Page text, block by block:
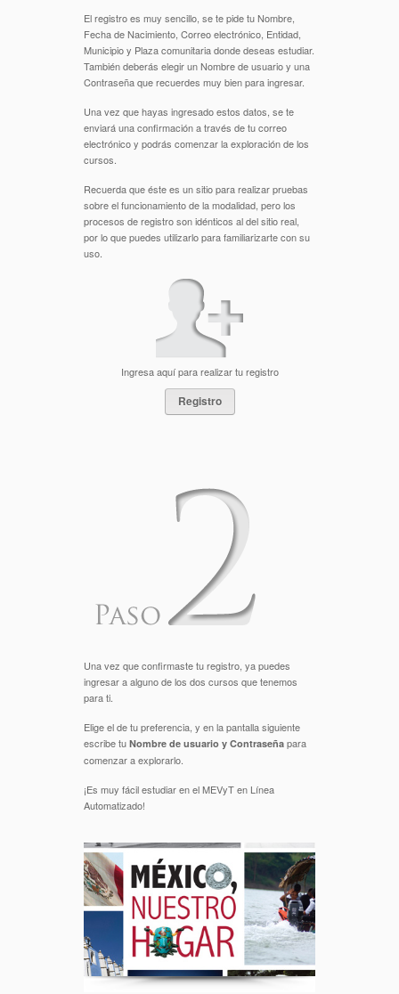
El registro es muy sencillo, se te pide tu Nombre,
Fecha de Nacimiento, Correo electrónico, Entidad,
Municipio y Plaza comunitaria donde deseas estudiar.
También deberás elegir un Nombre de usuario y una
Contraseña que recuerdes muy bien para ingresar.
Una vez que hayas ingresado estos datos, se te
enviará una confirmación a través de tu correo
electrónico y podrás comenzar la exploración de los
cursos.
Recuerda que éste es un sitio para realizar pruebas
sobre el funcionamiento de la modalidad, pero los
procesos de registro son idénticos al del sitio real,
por lo que puedes utilizarlo para familiarizarte con su
uso.
Ingresa aquí para realizar tu registro
Registro
Una vez que confirmaste tu registro, ya puedes
ingresar a alguno de los dos cursos que tenemos
para ti.
Elige el de tu preferencia, y en la pantalla siguiente
escribe tu Nombre de usuario y Contraseña para
comenzar a explorarlo.
¡Es muy fácil estudiar en el MEVyT en Línea
Automatizado!